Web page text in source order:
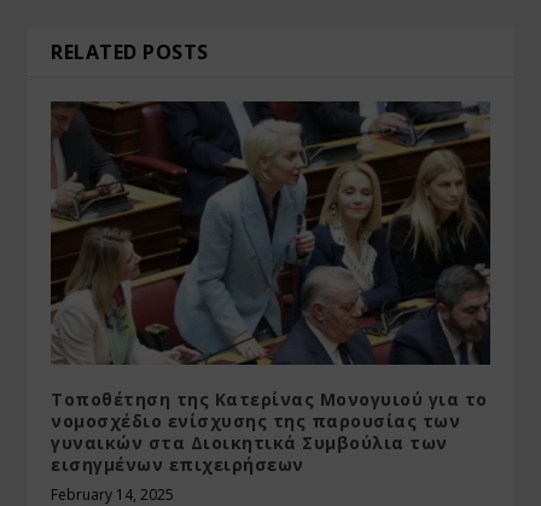
RELATED POSTS
Τοποθέτηση της Κατερίνας Μονογυιού για το
νομοσχέδιο ενίσχυσης της παρουσίας των
γυναικών στα Διοικητικά Συμβούλια των
εισηγμένων επιχειρήσεων
February 14, 2025